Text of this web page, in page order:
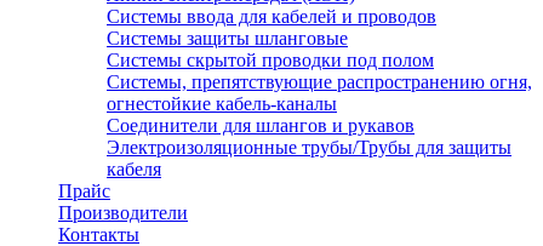
Системы ввода для кабелей и проводов
Системы защиты шланговые
Системы скрытой проводки под полом
Системы, препятствующие распространению огня,
огнестойкие кабель-каналы
Соединители для шлангов и рукавов
Электроизоляционные трубы/Трубы для защиты
кабеля
Прайс
Производители
Контакты